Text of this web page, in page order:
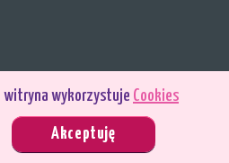
gry jest znacznie bardziej interesujący.
witryna wykorzystuje Cookies
Akceptuję